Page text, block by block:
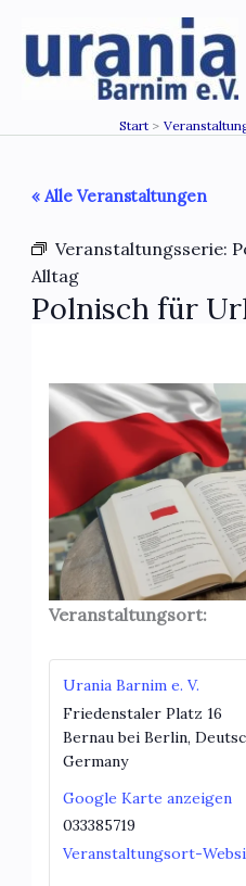
Inhalt
springen
Start
« Alle Veranstaltungen
Veranstaltungsserie:
Alltag
Polnisch für
Veranstaltungsort:
Urania Barnim e. V.
Friedenstaler Platz 16
Bernau bei Berlin,
Germany
Google Karte anzeigen
033385719
Veranstaltungsort-